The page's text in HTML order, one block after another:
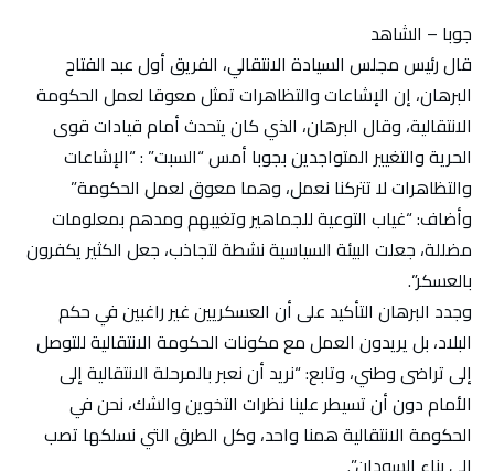
جوبا – الشاهد
قال رئيس مجلس السيادة الانتقالي، الفريق أول عبد الفتاح
البرهان، إن الإشاعات والتظاهرات تمثل معوقا لعمل الحكومة
الانتقالية، وقال البرهان، الذي كان يتحدث أمام قيادات قوى
الحرية والتغيير المتواجدين بجوبا أمس “السبت” : “الإشاعات
والتظاهرات لا تتركنا نعمل، وهما معوق لعمل الحكومة”
وأضاف: “غياب التوعية للجماهير وتغيبهم ومدهم بمعلومات
مضللة، جعلت البيئة السياسية نشطة لتجاذب، جعل الكثير يكفرون
بالعسكر”.
وجدد البرهان التأكيد على أن العسكريين غير راغبين في حكم
البلاد، بل يريدون العمل مع مكونات الحكومة الانتقالية للتوصل
إلى تراضى وطني، وتابع: “نريد أن نعبر بالمرحلة الانتقالية إلى
الأمام دون أن تسيطر علينا نظرات التخوين والشك، نحن في
الحكومة الانتقالية همنا واحد، وكل الطرق التي نسلكها تصب